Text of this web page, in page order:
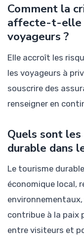
Comment la
affecte-t-elle
voyageurs ?
Elle accroît les
les voyageurs à
souscrire des
renseigner en
Quels sont
durable dans
Le tourisme
économique local,
contribue à la paix
entre visiteurs et